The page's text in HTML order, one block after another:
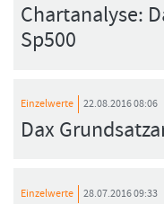
Chartanalyse:
Sp500
Einzelwerte 22.08.2016 08:06
Dax
Einzelwerte 28.07.2016 09:33